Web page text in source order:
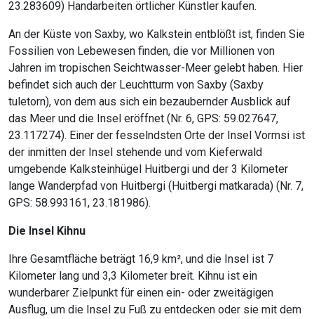
23.283609) Handarbeiten örtlicher Künstler kaufen.
An der Küste von Saxby, wo Kalkstein entblößt ist, finden Sie
Fossilien von Lebewesen finden, die vor Millionen von
Jahren im tropischen Seichtwasser-Meer gelebt haben. Hier
befindet sich auch der Leuchtturm von Saxby (Saxby
tuletorn), von dem aus sich ein bezaubernder Ausblick auf
das Meer und die Insel eröffnet (Nr. 6, GPS: 59.027647,
23.117274). Einer der fesselndsten Orte der Insel Vormsi ist
der inmitten der Insel stehende und vom Kieferwald
umgebende Kalksteinhügel Huitbergi und der 3 Kilometer
lange Wanderpfad von Huitbergi (Huitbergi matkarada) (Nr. 7,
GPS: 58.993161, 23.181986).
Die Insel Kihnu
Ihre Gesamtfläche beträgt 16,9 km², und die Insel ist 7
Kilometer lang und 3,3 Kilometer breit. Kihnu ist ein
wunderbarer Zielpunkt für einen ein- oder zweitägigen
Ausflug, um die Insel zu Fuß zu entdecken oder sie mit dem